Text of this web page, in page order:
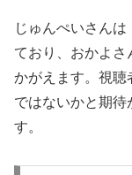
じゅんぺいさん
ており、おかよさ
かがえます。視聴
ではないかと期
す。